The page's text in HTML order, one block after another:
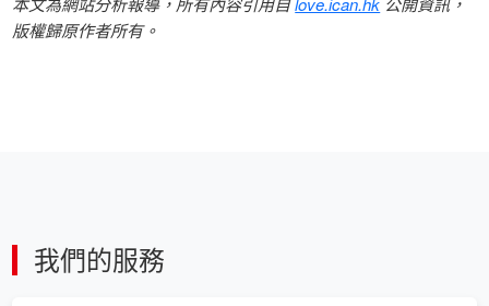
版權歸原作者所有。
我們的服務